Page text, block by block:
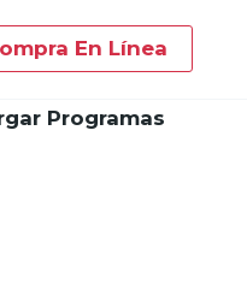
En Línea
Programas